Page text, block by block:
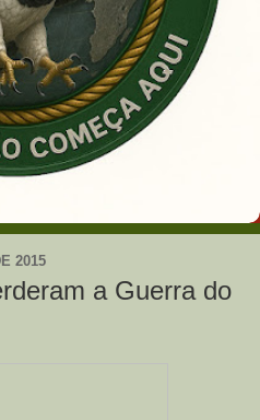
2015
a Guerra do